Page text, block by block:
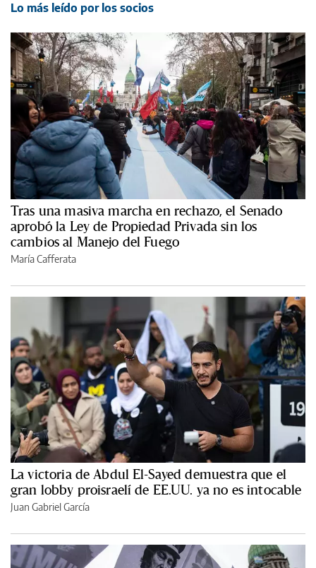
Lo más leído por los socios
Tras una masiva marcha en rechazo, el Senado
aprobó la Ley de Propiedad Privada sin los
cambios al Manejo del Fuego
María Cafferata
La victoria de Abdul El-Sayed demuestra que el
gran lobby proisraelí de EE.UU. ya no es intocable
Juan Gabriel García